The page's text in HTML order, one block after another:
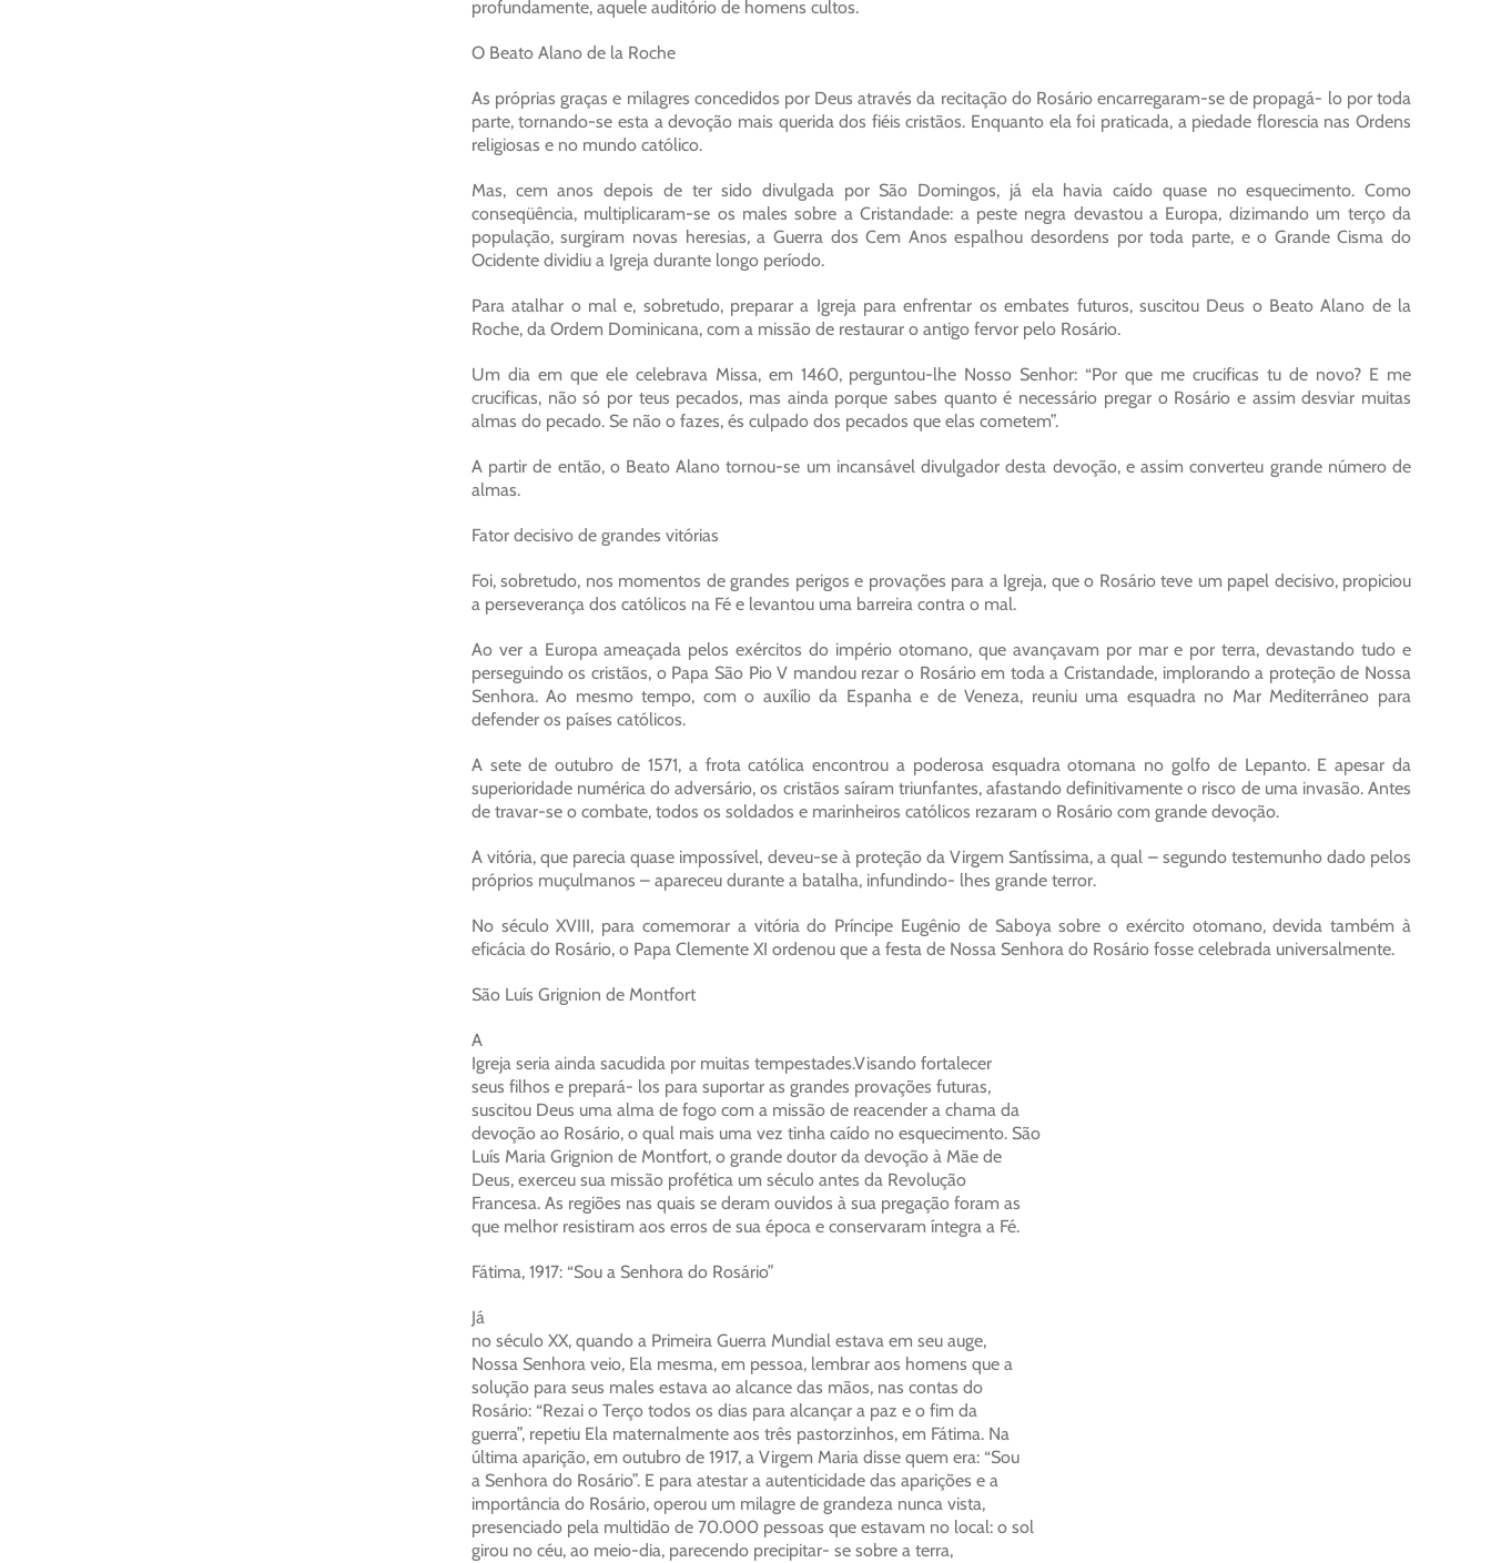
profundamente, aquele auditório de homens cultos.
O Beato Alano de la Roche
As próprias graças e milagres concedidos por Deus através da recitação do Rosário encarregaram-se de propagá- lo por toda
parte, tornando-se esta a devoção mais querida dos fiéis cristãos. Enquanto ela foi praticada, a piedade florescia nas Ordens
religiosas e no mundo católico.
Mas, cem anos depois de ter sido divulgada por São Domingos, já ela havia caído quase no esquecimento. Como
conseqüência, multiplicaram-se os males sobre a Cristandade: a peste negra devastou a Europa, dizimando um terço da
população, surgiram novas heresias, a Guerra dos Cem Anos espalhou desordens por toda parte, e o Grande Cisma do
Ocidente dividiu a Igreja durante longo período.
Para atalhar o mal e, sobretudo, preparar a Igreja para enfrentar os embates futuros, suscitou Deus o Beato Alano de la
Roche, da Ordem Dominicana, com a missão de restaurar o antigo fervor pelo Rosário.
Um dia em que ele celebrava Missa, em 1460, perguntou-lhe Nosso Senhor: “Por que me crucificas tu de novo? E me
crucificas, não só por teus pecados, mas ainda porque sabes quanto é necessário pregar o Rosário e assim desviar muitas
almas do pecado. Se não o fazes, és culpado dos pecados que elas cometem”.
A partir de então, o Beato Alano tornou-se um incansável divulgador desta devoção, e assim converteu grande número de
almas.
Fator decisivo de grandes vitórias
Foi, sobretudo, nos momentos de grandes perigos e provações para a Igreja, que o Rosário teve um papel decisivo, propiciou
a perseverança dos católicos na Fé e levantou uma barreira contra o mal.
Ao ver a Europa ameaçada pelos exércitos do império otomano, que avançavam por mar e por terra, devastando tudo e
perseguindo os cristãos, o Papa São Pio V mandou rezar o Rosário em toda a Cristandade, implorando a proteção de Nossa
Senhora. Ao mesmo tempo, com o auxílio da Espanha e de Veneza, reuniu uma esquadra no Mar Mediterrâneo para
defender os países católicos.
A sete de outubro de 1571, a frota católica encontrou a poderosa esquadra otomana no golfo de Lepanto. E apesar da
superioridade numérica do adversário, os cristãos saíram triunfantes, afastando definitivamente o risco de uma invasão. Antes
de travar-se o combate, todos os soldados e marinheiros católicos rezaram o Rosário com grande devoção.
A vitória, que parecia quase impossível, deveu-se à proteção da Virgem Santíssima, a qual – segundo testemunho dado pelos
próprios muçulmanos – apareceu durante a batalha, infundindo- lhes grande terror.
No século XVIII, para comemorar a vitória do Príncipe Eugênio de Saboya sobre o exército otomano, devida também à
eficácia do Rosário, o Papa Clemente XI ordenou que a festa de Nossa Senhora do Rosário fosse celebrada universalmente.
São Luís Grignion de Montfort
A
Igreja seria ainda sacudida por muitas tempestades.Visando fortalecer
seus filhos e prepará- los para suportar as grandes provações futuras,
suscitou Deus uma alma de fogo com a missão de reacender a chama da
devoção ao Rosário, o qual mais uma vez tinha caído no esquecimento. São
Luís Maria Grignion de Montfort, o grande doutor da devoção à Mãe de
Deus, exerceu sua missão profética um século antes da Revolução
Francesa. As regiões nas quais se deram ouvidos à sua pregação foram as
que melhor resistiram aos erros de sua época e conservaram íntegra a Fé.
Fátima, 1917: “Sou a Senhora do Rosário”
Já
no século XX, quando a Primeira Guerra Mundial estava em seu auge,
Nossa Senhora veio, Ela mesma, em pessoa, lembrar aos homens que a
solução para seus males estava ao alcance das mãos, nas contas do
Rosário: “Rezai o Terço todos os dias para alcançar a paz e o fim da
guerra”, repetiu Ela maternalmente aos três pastorzinhos, em Fátima. Na
última aparição, em outubro de 1917, a Virgem Maria disse quem era: “Sou
a Senhora do Rosário”. E para atestar a autenticidade das aparições e a
importância do Rosário, operou um milagre de grandeza nunca vista,
presenciado pela multidão de 70.000 pessoas que estavam no local: o sol
girou no céu, ao meio-dia, parecendo precipitar- se sobre a terra,